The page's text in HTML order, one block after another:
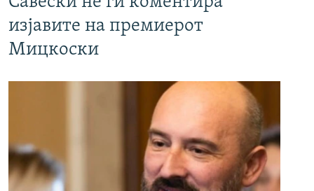
изјавите на премиерот
Мицкоски